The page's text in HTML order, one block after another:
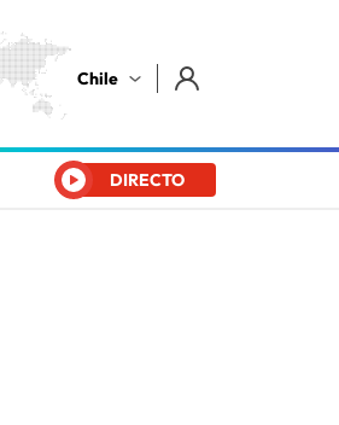
Chile
DIRECTO